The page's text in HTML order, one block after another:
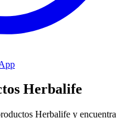
Herbalife
Herbalife y encuentra